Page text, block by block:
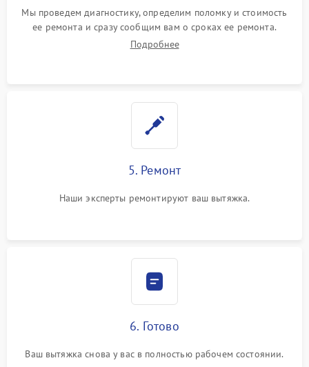
Мы проведем диагностику, определим поломку и стоимость
ее ремонта и сразу сообщим вам о сроках ее ремонта.
Подробнее
5. Ремонт
Наши эксперты ремонтируют ваш вытяжка.
6. Готово
Ваш вытяжка снова у вас в полностью рабочем состоянии.